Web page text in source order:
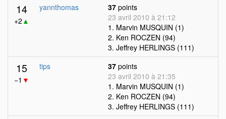
14
+2 ▲
yannthomas 37 points
23 avril 2010 à 21:12
1. Marvin MUSQUIN (1)
2. Ken ROCZEN (94)
3. Jeffrey HERLINGS (111)
15
−1 ▼
tips 37 points
23 avril 2010 à 21:35
1. Marvin MUSQUIN (1)
2. Ken ROCZEN (94)
3. Jeffrey HERLINGS (111)